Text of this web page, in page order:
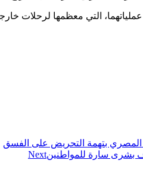
التي معظمها لرحلات
المصري بتهمة التحريض على الفسق
بشرى سارة للمواطنينNext